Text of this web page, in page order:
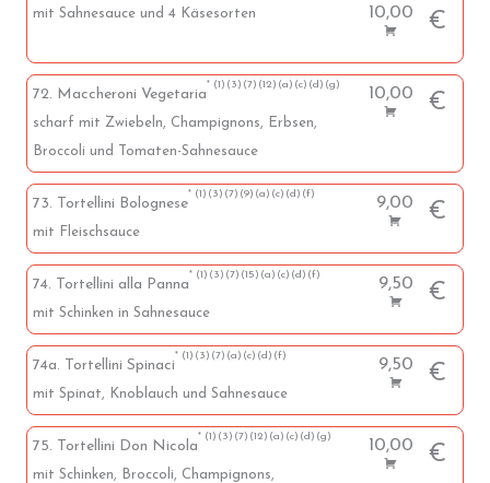
10,00 €
mit Sahnesauce und 4 Käsesorten
72. Maccheroni Vegetaria
1 3 7 12 a c d g 10,00 €
scharf mit Zwiebeln, Champignons, Erbsen,
Broccoli und Tomaten-Sahnesauce
73. Tortellini Bolognese
1 3 7 9 a c d f 9,00 €
mit Fleischsauce
74. Tortellini alla Panna
1 3 7 15 a c d f 9,50 €
mit Schinken in Sahnesauce
74a. Tortellini Spinaci
1 3 7 a c d f 9,50 €
mit Spinat, Knoblauch und Sahnesauce
75. Tortellini Don Nicola
1 3 7 12 a c d g 10,00 €
mit Schinken, Broccoli, Champignons,